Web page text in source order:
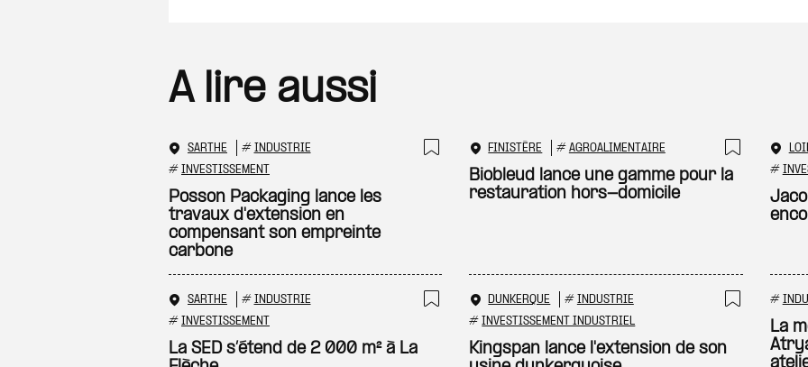
A lire aussi
SARTHE # INDUSTRIE
# INVESTISSEMENT Ajouter à ma sélection
Posson Packaging lance les
travaux d'extension en
compensant son empreinte
carbone
FINISTÈRE # AGROALIMENTAIRE
Ajouter
Biobleud lance une gamme pour la
restauration hors-domicile
#
SARTHE # INDUSTRIE
# INVESTISSEMENT Ajouter à ma sélection
La SED s’étend de 2 000 m² à La
DUNKERQUE # INDUSTRIE
#INVESTISSEMENT INDUSTRIEL
Kingspan lance l'extension de son
#
La